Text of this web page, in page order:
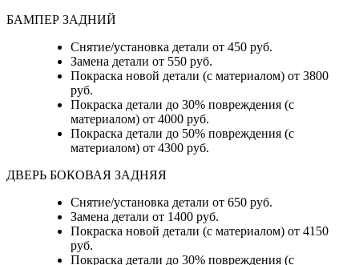
БАМПЕР ЗАДНИЙ
Снятие/установка детали от 450 руб.
Замена детали от 550 руб.
Покраска новой детали (с материалом) от 3800
руб.
Покраска детали до 30% повреждения (с
материалом) от 4000 руб.
Покраска детали до 50% повреждения (с
материалом) от 4300 руб.
ДВЕРЬ БОКОВАЯ ЗАДНЯЯ
Снятие/установка детали от 650 руб.
Замена детали от 1400 руб.
Покраска новой детали (с материалом) от 4150
руб.
Покраска детали до 30% повреждения (с